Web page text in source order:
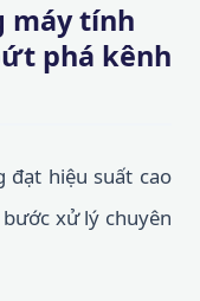
máy tính
phá kênh
hiệu suất cao
xử lý chuyên